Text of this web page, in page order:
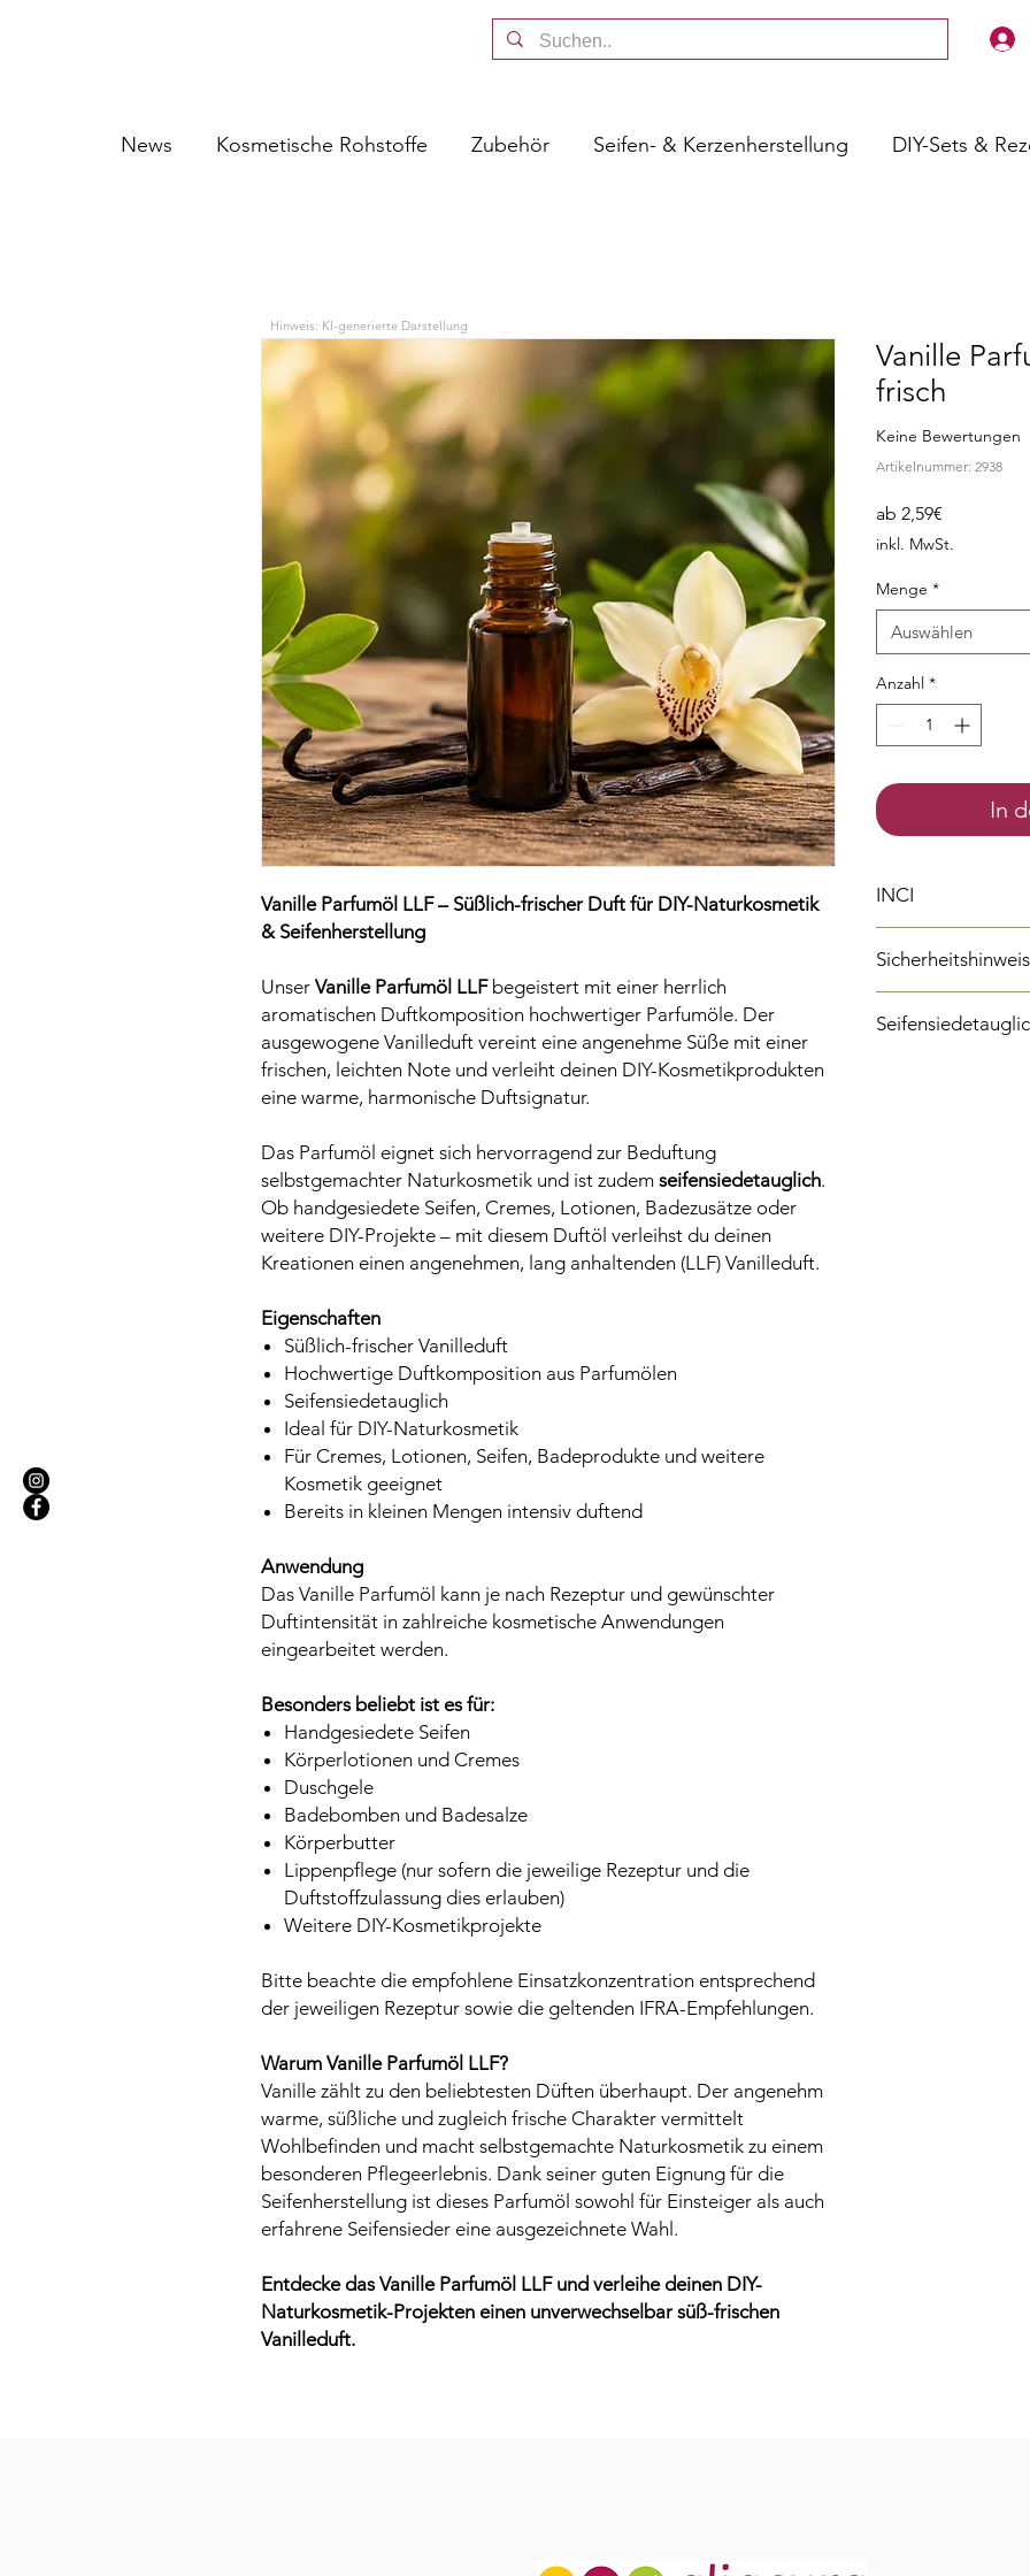
News Kosmetische Rohstoffe Zubehör Seifen- & Kerzenherstellung DIY-Sets &
Vanille Parfumöl LLF – Süßlich-frischer Duft für DIY-Naturkosmetik
& Seifenherstellung
Unser Vanille Parfumöl LLFbegeistert mit einer herrlich
aromatischen Duftkomposition hochwertiger Parfumöle. Der
ausgewogene Vanilleduft vereint eine angenehme Süße mit einer
frischen, leichten Note und verleiht deinen DIY-Kosmetikprodukten
eine warme, harmonische Duftsignatur.
Das Parfumöl eignet sich hervorragend zur Beduftung
selbstgemachter Naturkosmetik und ist zudem seifensiedetauglich.
Ob handgesiedete Seifen, Cremes, Lotionen, Badezusätze oder
weitere DIY-Projekte – mit diesem Duftöl verleihst du deinen
Kreationen einen angenehmen, lang anhaltenden (LLF) Vanilleduft.
Eigenschaften
Süßlich-frischer Vanilleduft
Hochwertige Duftkomposition aus Parfumölen
Seifensiedetauglich
Ideal für DIY-Naturkosmetik
Für Cremes, Lotionen, Seifen, Badeprodukte und weitere
Kosmetik geeignet
Bereits in kleinen Mengen intensiv duftend
Anwendung
Das Vanille Parfumöl kann je nach Rezeptur und gewünschter
Duftintensität in zahlreiche kosmetische Anwendungen
eingearbeitet werden.
Besonders beliebt ist es für:
Handgesiedete Seifen
Körperlotionen und Cremes
Duschgele
Badebomben und Badesalze
Körperbutter
Lippenpflege (nur sofern die jeweilige Rezeptur und die
Duftstoffzulassung dies erlauben)
Weitere DIY-Kosmetikprojekte
Bitte beachte die empfohlene Einsatzkonzentration entsprechend
der jeweiligen Rezeptur sowie die geltenden IFRA-Empfehlungen.
Warum Vanille Parfumöl LLF?
Vanille zählt zu den beliebtesten Düften überhaupt. Der angenehm
warme, süßliche und zugleich frische Charakter vermittelt
Wohlbefinden und macht selbstgemachte Naturkosmetik zu einem
besonderen Pflegeerlebnis. Dank seiner guten Eignung für die
Seifenherstellung ist dieses Parfumöl sowohl für Einsteiger als auch
erfahrene Seifensieder eine ausgezeichnete Wahl.
Entdecke das Vanille Parfumöl LLF und verleihe deinen DIY-
Naturkosmetik-Projekten einen unverwechselbar süß-frischen
Vanilleduft.
Vanille
frisch
Keine Bewertungen
Artikelnummer: 2938
ab 2,59€
Preis
inkl. MwSt.
Menge *
Auswählen
Anzahl *
In
INCI
Piperonyl Acetat
Butandion
H317 - Kann
Hinweis: KI-generierte Darstellung